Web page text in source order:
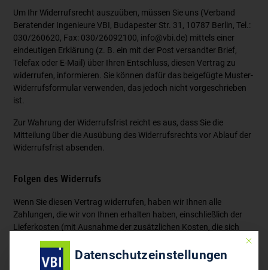
Um Ihr Widerrufsrecht auszuüben, müssen Sie uns (Verband
Beratender Ingenieure VBI, Budapester Str. 31, 10787 Berlin, Tel.:
030/260620, Fax: 030/26092100, info@vbi.de) mittels einer
eindeutigen Erklärung (z. B. ein mit der Post versandter Brief,
Telefax oder E-Mail) über Ihren Entschluss, diesen Vertrag zu
widerrufen, informieren. Sie können dafür das beigefügte Muster-
Widerrufsformular verwenden, das jedoch nicht vorgeschrieben
ist.
Zur Wahrung der Widerrufsfrist reicht es aus, dass Sie die
Mitteilung über die Ausübung des Widerrufsrechts vor Ablauf der
Widerrufsfrist absenden.
Folgen des Widerrufs
Wenn Sie diesen Vertrag widerrufen, haben wir Ihnen alle
Zahlungen, die wir von Ihnen erhalten haben, einschließlich der
Lieferkosten (mit Ausnahme der zusätzlichen Kosten, die sich
daraus ergeben, dass Sie eine andere Art der Lieferung als die von
uns angebotene, günstigste Standardlieferung gewählt haben),
unverzüglich und spätestens binnen vierzehn Tagen ab dem Tag
Mit
Datenschutzeinstellungen